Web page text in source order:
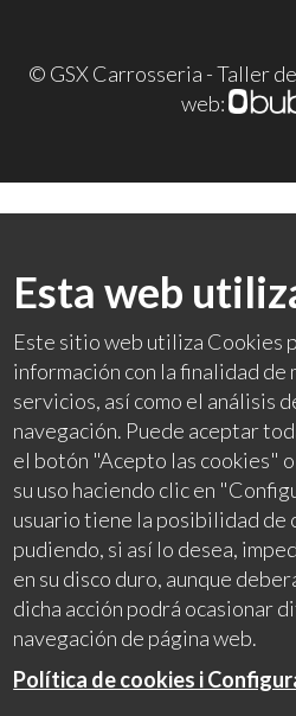
© GSX Carrosseria - Taller
web:
Esta web
Este sitio web utiliza Cookies
información con la finalidad de
servicios, así como el análisis
navegación. Puede aceptar
el botón "Acepto las cookies"
su uso haciendo clic en
usuario tiene la posibilidad de
pudiendo, si así lo desea,
en su disco duro, aunque
dicha acción podrá ocasionar
navegación de página web.
Política de cookies i